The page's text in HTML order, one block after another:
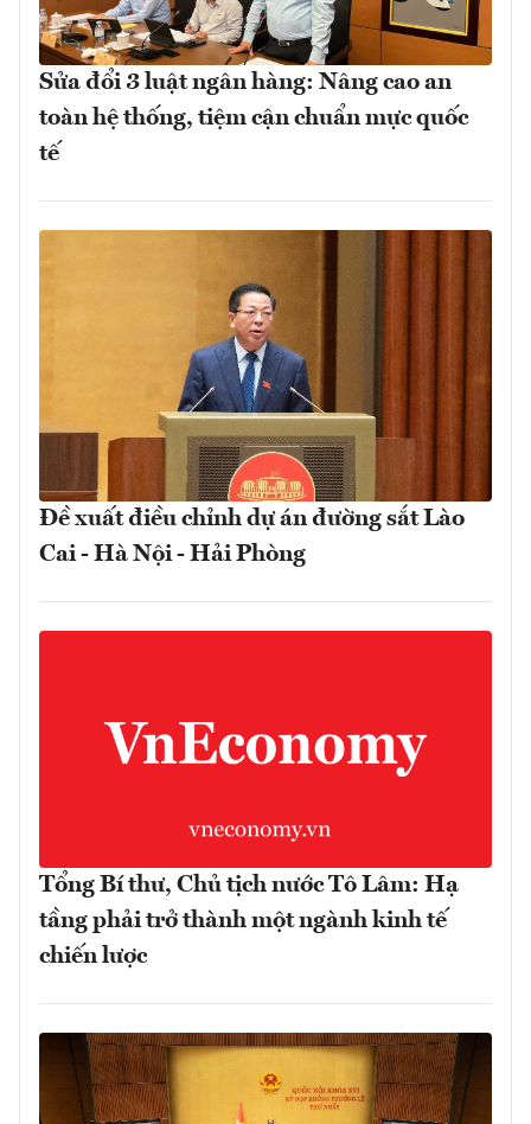
Sửa đổi 3 luật ngân hàng: Nâng cao an
toàn hệ thống, tiệm cận chuẩn mực quốc
tế
Đề xuất điều chỉnh dự án đường sắt Lào
Cai - Hà Nội - Hải Phòng
Tổng Bí thư, Chủ tịch nước Tô Lâm: Hạ
tầng phải trở thành một ngành kinh tế
chiến lược